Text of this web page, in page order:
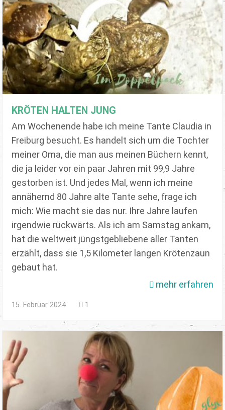
KRÖTEN HALTEN JUNG
Am Wochenende habe ich meine Tante Claudia in
Freiburg besucht. Es handelt sich um die Tochter
meiner Oma, die man aus meinen Büchern kennt,
die ja leider vor ein paar Jahren mit 99,9 Jahre
gestorben ist. Und jedes Mal, wenn ich meine
annähernd 80 Jahre alte Tante sehe, frage ich
mich: Wie macht sie das nur. Ihre Jahre laufen
irgendwie rückwärts. Als ich am Samstag ankam,
hat die weltweit jüngstgebliebene aller Tanten
erzählt, dass sie 1,5 Kilometer langen Krötenzaun
gebaut hat.
mehr erfahren
15. Februar 2024 1